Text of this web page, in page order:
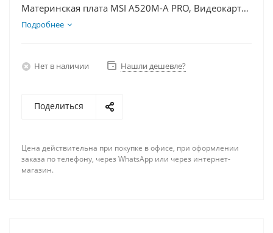
Материнская плата MSI A520M-A PRO, Видеокарта
RTX 4070TiS 16Гб, Память DDR4 64Gb, Диски
Подробнее
Нет в наличии Нашли дешевле?
Поделиться
Цена действительна при покупке в офисе, при оформлении
заказа по телефону, через WhatsApp или через интернет-
магазин.